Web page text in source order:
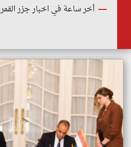
أخر ساعة في اخبار جزر القمر